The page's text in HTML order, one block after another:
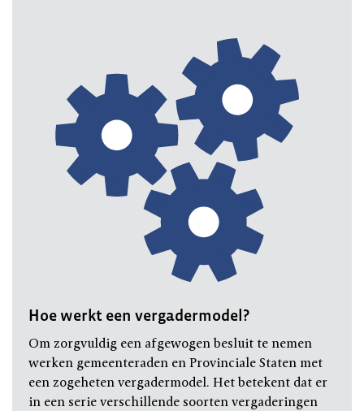
Hoe werkt een vergadermodel?
Om zorgvuldig een afgewogen besluit te nemen
werken gemeenteraden en Provinciale Staten met
een zogeheten vergadermodel. Het betekent dat er
in een serie verschillende soorten vergaderingen